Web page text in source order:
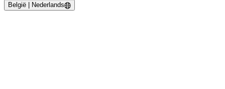
België | Nederlands